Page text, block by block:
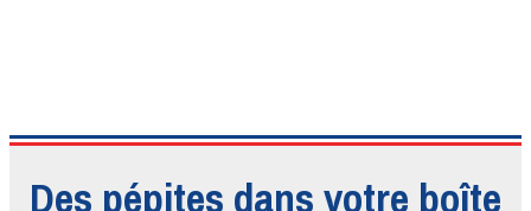
Des pépites dans votre boîte